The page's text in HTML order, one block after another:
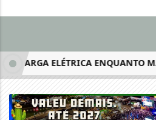
ELÉTRICA ENQUANTO